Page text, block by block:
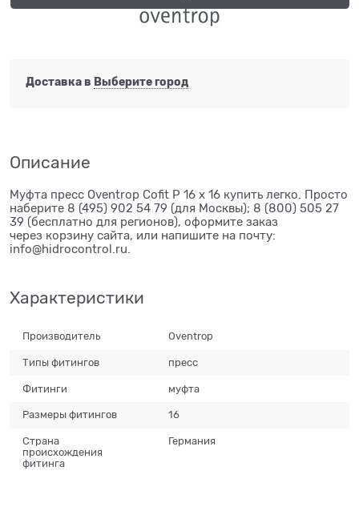
Доставка в Выберите город
Описание
Муфта пресс Oventrop Cofit P 16 х 16 купить легко. Просто
наберите 8 (495) 902 54 79 (для Москвы); 8 (800) 505 27
39 (бесплатно для регионов), оформите заказ
через корзину сайта, или напишите на почту:
info@hidrocontrol.ru.
Характеристики
Производитель Oventrop
Типы фитингов пресс
Фитинги муфта
Размеры фитингов 16
Страна
происхождения
фитинга
Германия